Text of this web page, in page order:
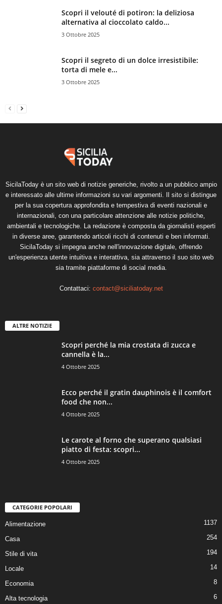
Scopri il velouté di potiron: la deliziosa
alternativa al cioccolato caldo...
3 Ottobre 2025
Scopri il segreto di un dolce irresistibile:
torta di mele e...
3 Ottobre 2025
SicilaToday è un sito web di notizie generiche, rivolto a un pubblico ampio
e interessato alle ultime informazioni su vari argomenti. Il sito si distingue
per la sua copertura approfondita e tempestiva di eventi nazionali e
internazionali, con una particolare attenzione alle notizie politiche,
ambientali e tecnologiche. La redazione è composta da giornalisti esperti
in diverse aree, garantendo articoli ricchi di contenuti e ben informati.
SicilaToday si impegna anche nell'innovazione digitale, offrendo
un'esperienza utente intuitiva e interattiva, sia attraverso il suo sito web
sia tramite piattaforme di social media.
Contattaci: contact@siciliatoday.net
ALTRE NOTIZIE
Scopri perché la mia crostata di zucca e
cannella è la...
4 Ottobre 2025
Ecco perché il gratin dauphinois è il comfort
food che non...
4 Ottobre 2025
Le carote al forno che superano qualsiasi
piatto di festa: scopri...
4 Ottobre 2025
CATEGORIE POPOLARI
Alimentazione 1137
Casa 254
Stile di vita 194
Locale 14
Economia 8
Alta tecnologia 6